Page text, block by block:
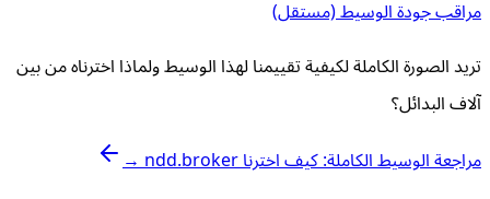
مراقب جودة الوسيط (مستقل)
تريد الصورة الكاملة لكيفية تقييمنا لهذا الوسيط ولماذا اخترناه من بين
آلاف البدائل؟
مراجعة الوسيط الكاملة: كيف اخترنا ndd.broker →